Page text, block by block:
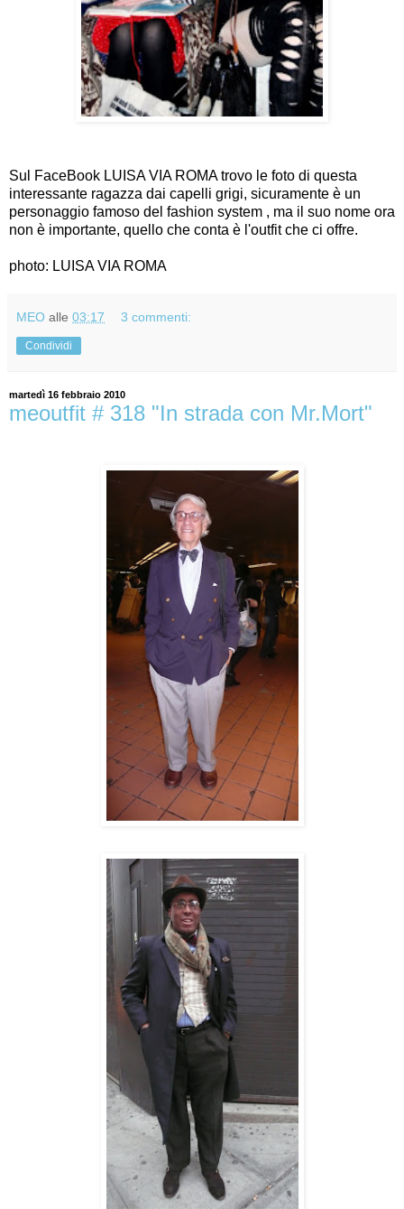
Sul FaceBook LUISA VIA ROMA trovo le foto di questa
interessante ragazza dai capelli grigi, sicuramente è un
personaggio famoso del fashion system , ma il suo nome ora
non è importante, quello che conta è l'outfit che ci offre.
photo: LUISA VIA ROMA
MEO alle 03:17 3 commenti:
Condividi
martedì 16 febbraio 2010
meoutfit # 318 "In strada con Mr.Mort"